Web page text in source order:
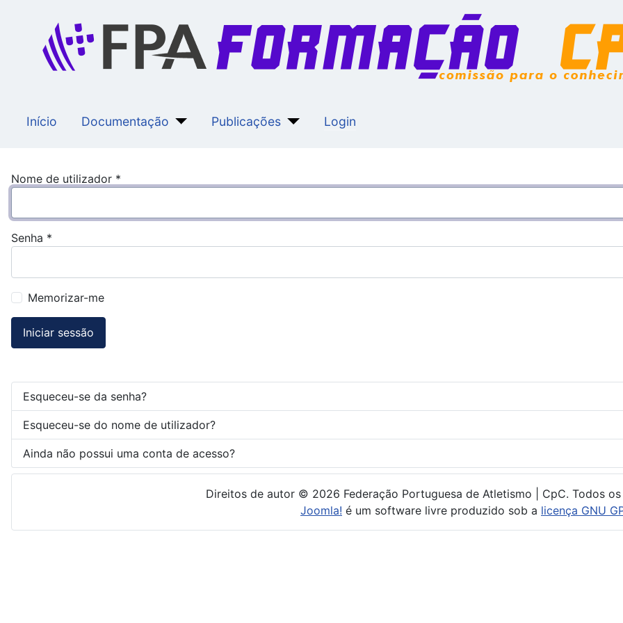
Início Documentação Publicações Login
Nome de utilizador *
Senha *
Memorizar-me
Iniciar sessão
Esqueceu-se da senha?
Esqueceu-se do nome de utilizador?
Ainda não possui uma conta de acesso?
Direitos de autor © 2026 Federação Portuguesa de Atletismo | CpC. Todos
Joomla! é um software livre produzido sob a licença GNU